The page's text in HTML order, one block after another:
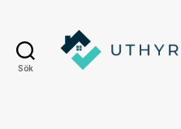
Sök